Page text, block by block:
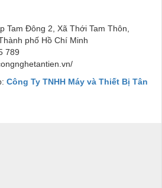
Tam Đông 2, Xã Thới Tam Thôn,
phố Hồ Chí Minh
789
Công Ty TNHH Máy và Thiết Bị Tân